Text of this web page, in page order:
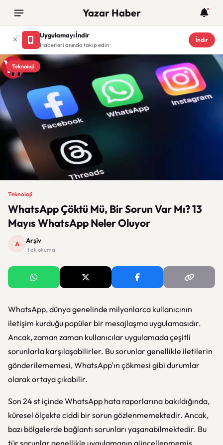
Yazar Haber
Uygulamayı İndir
Haberleri anında takip edin
İndir
Teknoloji
Teknoloji
WhatsApp Çöktü Mü, Bir Sorun Var Mı? 13
Mayıs WhatsApp Neler Oluyor
A Arşiv
· 1 dk okuma
WhatsApp, dünya genelinde milyonlarca kullanıcının
iletişim kurduğu popüler bir mesajlaşma uygulamasıdır.
Ancak, zaman zaman kullanıcılar uygulamada çeşitli
sorunlarla karşılaşabilirler. Bu sorunlar genellikle iletilerin
gönderilememesi, WhatsApp'ın çökmesi gibi durumlar
olarak ortaya çıkabilir.
Son 24 st içinde WhatsApp hata raporlarına bakıldığında,
küresel ölçekte ciddi bir sorun gözlenmemektedir. Ancak,
bazı bölgelerde bağlantı sorunları yaşanabilmektedir. Bu
tür sorunlar genellikle uygulamanın güncellenmemiş